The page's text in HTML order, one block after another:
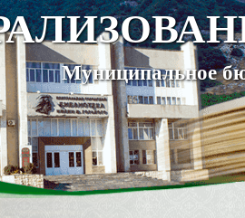
Муниципальное